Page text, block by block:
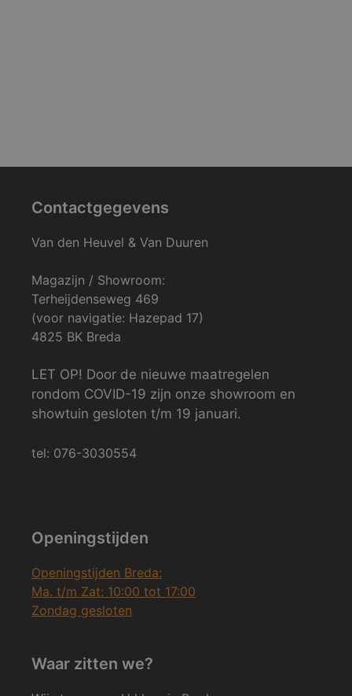
Contactgegevens
Van den Heuvel & Van Duuren
Magazijn / Showroom:
Terheijdenseweg 469
(voor navigatie: Hazepad 17)
4825 BK Breda
LET OP! Door de nieuwe maatregelen
rondom COVID-19 zijn onze showroom en
showtuin gesloten t/m 19 januari.
tel: 076-3030554
Openingstijden
Openingstijden Breda:
Ma. t/m Zat: 10:00 tot 17:00
Zondag gesloten
Waar zitten we?